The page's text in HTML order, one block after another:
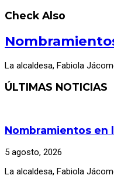
Check Also
La alcaldesa, Fabiola
ÚLTIMAS NOTICIAS
Nombramientos en
5 agosto, 2026
La alcaldesa, Fabiola